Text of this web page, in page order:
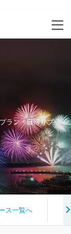
ラン・日帰りプラ
ス一覧へ